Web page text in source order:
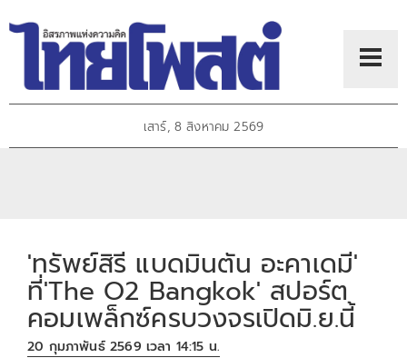
เสาร์, 8 สิงหาคม 2569
'ทรัพย์สิรี แบดมินตัน อะคาเดมี'
ที่'The O2 Bangkok' สปอร์ต
คอมเพล็กซ์ครบวงจรเปิดมิ.ย.นี้
20 กุมภาพันธ์ 2569 เวลา 14:15 น.